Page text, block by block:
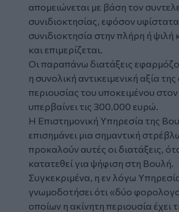
απομειώνεται με βάση τον
συνιδιοκτησίας, εφόσον
συνιδιοκτησία στην πλήρη ή ψιλή
και επιμερίζεται.
Οι παραπάνω διατάξεις
η συνολική αντικειμενική αξία της
περιουσίας του υποκειμένου
υπερβαίνει τις 300.000 ευρώ.
Η Επιστημονική Υπηρεσία της
επισημάνει μια σημαντική
προκαλούν αυτές οι διατάξεις,
κατατεθεί για ψήφιση στη Βουλή.
Συγκεκριμένα, η εν λόγω
γνωμοδοτήσει ότι «δύο
οποίων η ακίνητη περιουσία έχει